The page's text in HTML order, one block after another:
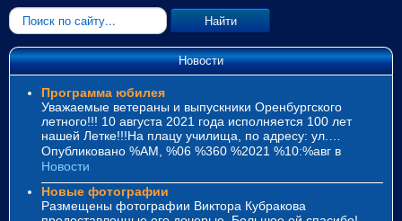
Искать... Найти
Новости
Программа юбилея
Уважаемые ветераны и выпускники Оренбургского
летного!!! 10 августа 2021 года исполняется 100 лет
нашей Летке!!!На плацу училища, по адресу: ул.…
Опубликовано %AM, %06 %360 %2021 %10:%авг в
Новости
Новые фотографии
Размещены фотографии Виктора Кубракова